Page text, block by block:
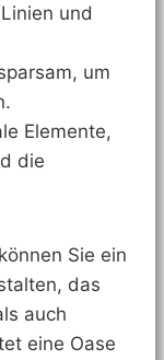
und
um
Elemente,
die
Sie ein
das
auch
eine Oase